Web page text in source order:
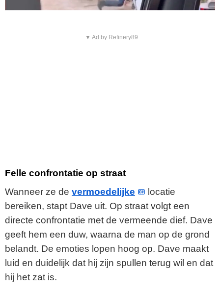
▼ Ad by Refinery89
Felle confrontatie op straat
Wanneer ze de vermoedelijke
locatie
bereiken, stapt Dave uit. Op straat volgt een
directe confrontatie met de vermeende dief. Dave
geeft hem een duw, waarna de man op de grond
belandt. De emoties lopen hoog op. Dave maakt
luid en duidelijk dat hij zijn spullen terug wil en dat
hij het zat is.